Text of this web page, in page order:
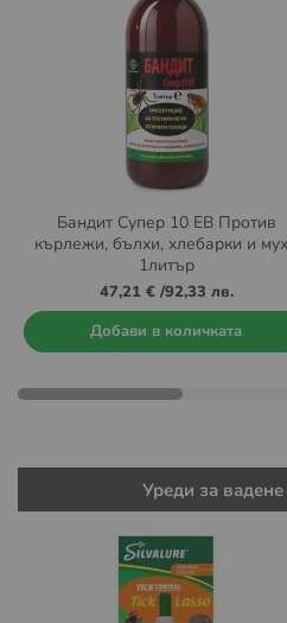
Бандит Супер 10 ЕВ Против
кърлежи, бълхи, хлебарки и
1литър
47,21 €/92,33 лв.
Добави в количката
Уреди за